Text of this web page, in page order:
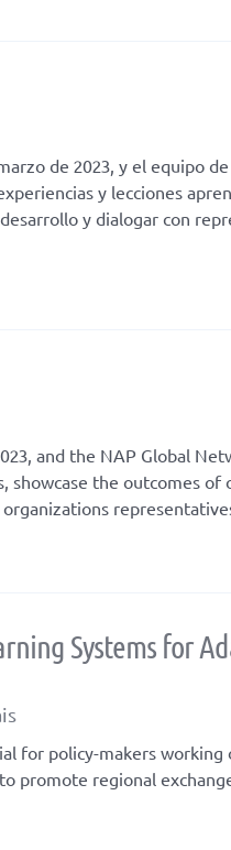
de 2023, y el equipo
y lecciones
y dialogar con
and the NAP Global
showcase the outcomes
Systems for
for policy-makers working
promote regional